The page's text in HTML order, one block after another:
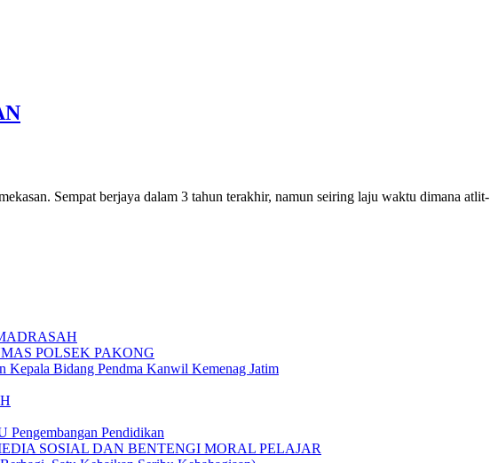
Sempat berjaya dalam 3 tahun terakhir, namun seiring laju waktu dimana atlit-
POLSEK PAKONG
Kepala Bidang Pendma Kanwil Kemenag Jatim
Pengembangan Pendidikan
SOSIAL DAN BENTENGI MORAL PELAJAR